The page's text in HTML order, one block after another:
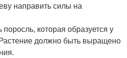
направить силы на
которая образуется у
должно быть выращено